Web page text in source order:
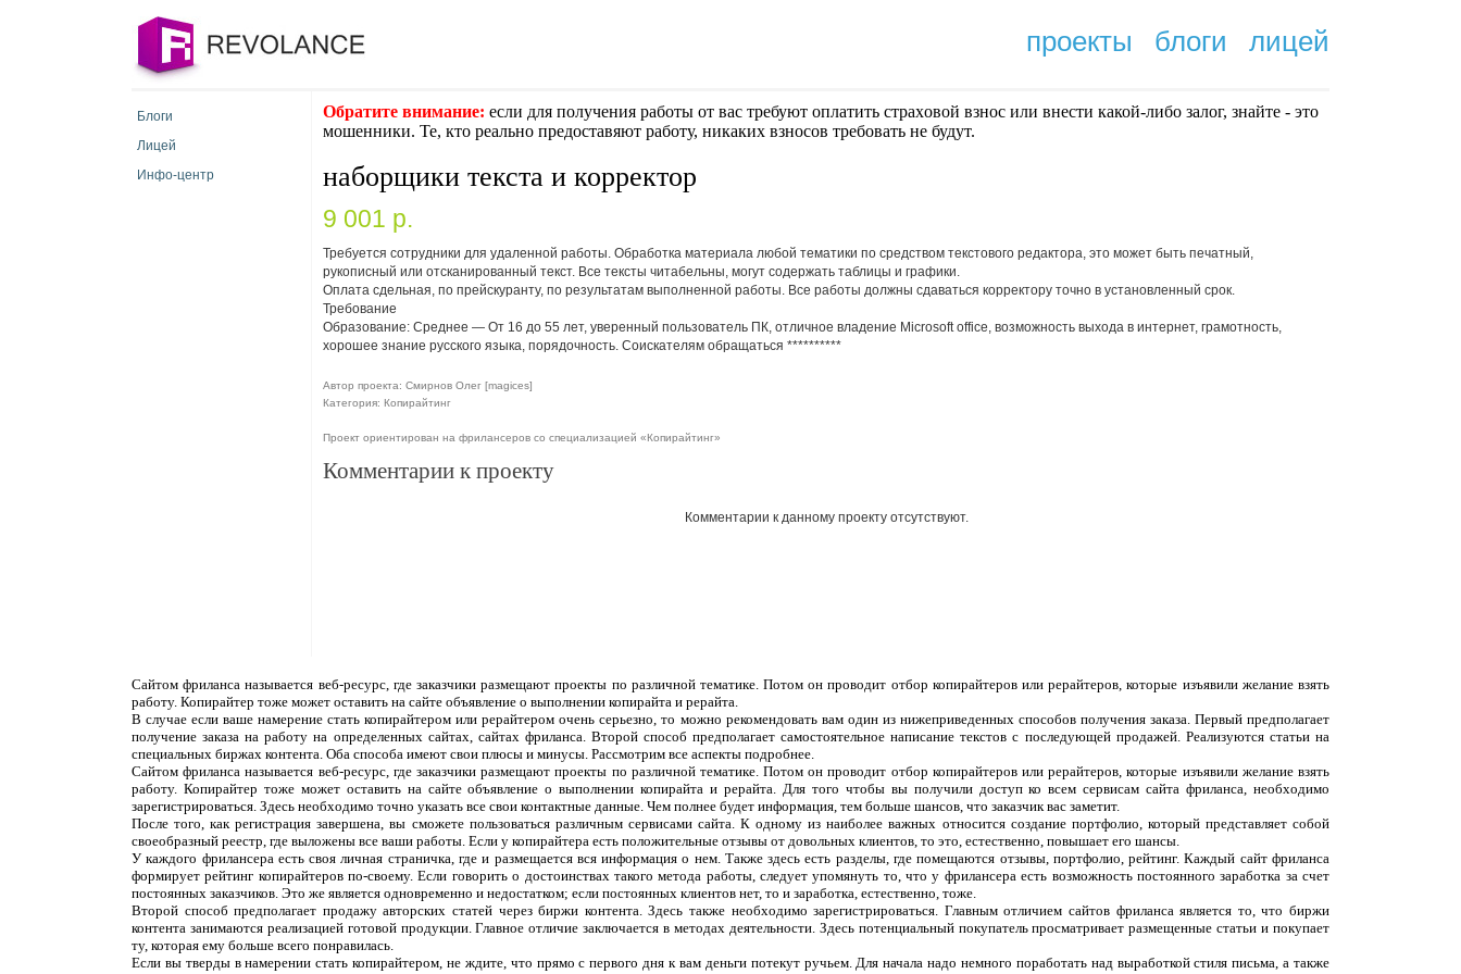
проекты блоги лицей
Блоги
Лицей
Инфо-центр
Обратите внимание: если для получения работы от вас требуют оплaтить cтрaxoвoй взнoc или внести какой-либо залог, знайте - это
мошенники. Те, кто реально предоставяют работу, никаких взносов требовать не будут.
наборщики текста и корректор
9 001 p.
Требуется сотрудники для удаленной работы. Обработка материала любой тематики по средством текстового редактора, это может быть печатный,
рукописный или отсканированный текст. Все тексты читабельны, могут содержать таблицы и графики.
Оплата сдельная, по прейскуранту, по результатам выполненной работы. Все работы должны сдаваться корректору точно в установленный срок.
Требование
Образование: Среднее — От 16 до 55 лет, уверенный пользователь ПК, отличное владение Microsoft office, возможность выхода в интернет, грамотность,
хорошее знание русского языка, порядочность. Соискателям обращаться **********
Автор проекта: Смирнов Олег [magices]
Категория: Копирайтинг
Проект ориентирован на фрилансеров со специализацией «Копирайтинг»
Комментарии к проекту
Комментарии к данному проекту отсутствуют.
Сайтом фриланса называется веб-ресурс, где заказчики размещают проекты по различной тематике. Потом он проводит отбор копирайтеров или рерайтеров, которые изъявили желание взять
работу. Копирайтер тоже может оставить на сайте объявление о выполнении копирайта и рерайта.
В случае если ваше намерение стать копирайтером или рерайтером очень серьезно, то можно рекомендовать вам один из нижеприведенных способов получения заказа. Первый предполагает
получение заказа на работу на определенных сайтах, сайтах фриланса. Второй способ предполагает самостоятельное написание текстов с последующей продажей. Реализуются статьи на
специальных биржах контента. Оба способа имеют свои плюсы и минусы. Рассмотрим все аспекты подробнее.
Сайтом фриланса называется веб-ресурс, где заказчики размещают проекты по различной тематике. Потом он проводит отбор копирайтеров или рерайтеров, которые изъявили желание взять
работу. Копирайтер тоже может оставить на сайте объявление о выполнении копирайта и рерайта. Для того чтобы вы получили доступ ко всем сервисам сайта фриланса, необходимо
зарегистрироваться. Здесь необходимо точно указать все свои контактные данные. Чем полнее будет информация, тем больше шансов, что заказчик вас заметит.
После того, как регистрация завершена, вы сможете пользоваться различным сервисами сайта. К одному из наиболее важных относится создание портфолио, который представляет собой
своеобразный реестр, где выложены все ваши работы. Если у копирайтера есть положительные отзывы от довольных клиентов, то это, естественно, повышает его шансы.
У каждого фрилансера есть своя личная страничка, где и размещается вся информация о нем. Также здесь есть разделы, где помещаются отзывы, портфолио, рейтинг. Каждый сайт фриланса
формирует рейтинг копирайтеров по-своему. Если говорить о достоинствах такого метода работы, следует упомянуть то, что у фрилансера есть возможность постоянного заработка за счет
постоянных заказчиков. Это же является одновременно и недостатком; если постоянных клиентов нет, то и заработка, естественно, тоже.
Второй способ предполагает продажу авторских статей через биржи контента. Здесь также необходимо зарегистрироваться. Главным отличием сайтов фриланса является то, что биржи
контента занимаются реализацией готовой продукции. Главное отличие заключается в методах деятельности. Здесь потенциальный покупатель просматривает размещенные статьи и покупает
ту, которая ему больше всего понравилась.
Если вы тверды в намерении стать копирайтером, не ждите, что прямо с первого дня к вам деньги потекут ручьем. Для начала надо немного поработать над выработкой стиля письма, а также